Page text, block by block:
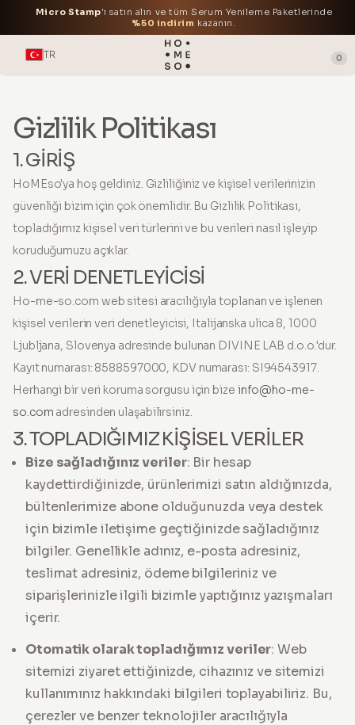
Micro Stamp'ı satın alın ve tüm Serum Yenileme Paketlerinde
%50 indirim kazanın.
TR 0
Gizlilik Politikası
1. GİRİŞ
HoMEso'ya hoş geldiniz. Gizliliğiniz ve kişisel verilerinizin
güvenliği bizim için çok önemlidir. Bu Gizlilik Politikası,
topladığımız kişisel veri türlerini ve bu verileri nasıl işleyip
koruduğumuzu açıklar.
2. VERİ DENETLEYİCİSİ
Ho-me-so.com web sitesi aracılığıyla toplanan ve işlenen
kişisel verilerin veri denetleyicisi, Italijanska ulica 8, 1000
Ljubljana, Slovenya adresinde bulunan DIVINE LAB d.o.o.'dur.
Kayıt numarası: 8588597000, KDV numarası: SI94543917.
Herhangi bir veri koruma sorgusu için bize info@ho-me-
so.com adresinden ulaşabilirsiniz.
3. TOPLADIĞIMIZ KİŞİSEL VERİLER
Bize sağladığınız veriler: Bir hesap
kaydettirdiğinizde, ürünlerimizi satın aldığınızda,
bültenlerimize abone olduğunuzda veya destek
için bizimle iletişime geçtiğinizde sağladığınız
bilgiler. Genellikle adınız, e-posta adresiniz,
teslimat adresiniz, ödeme bilgileriniz ve
siparişlerinizle ilgili bizimle yaptığınız yazışmaları
içerir.
Otomatik olarak topladığımız veriler: Web
sitemizi ziyaret ettiğinizde, cihazınız ve sitemizi
kullanımınız hakkındaki bilgileri toplayabiliriz. Bu,
çerezler ve benzer teknolojiler aracılığıyla